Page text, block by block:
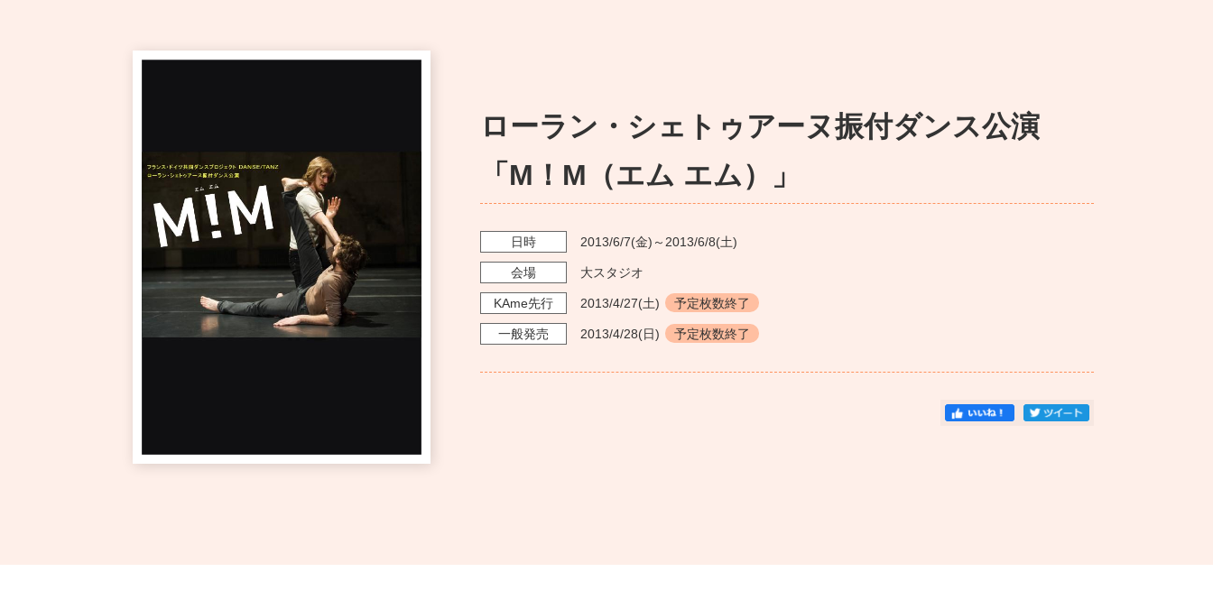
ローラン・シェトゥアーヌ振付ダンス公演
「M！M（エム エム）」
日時 2013/6/7(金)～ 2013/6/8(土)
会場 大スタジオ
KAme先行 2013/4/27(土) 予定枚数終了
一般発売 2013/4/28(日) 予定枚数終了